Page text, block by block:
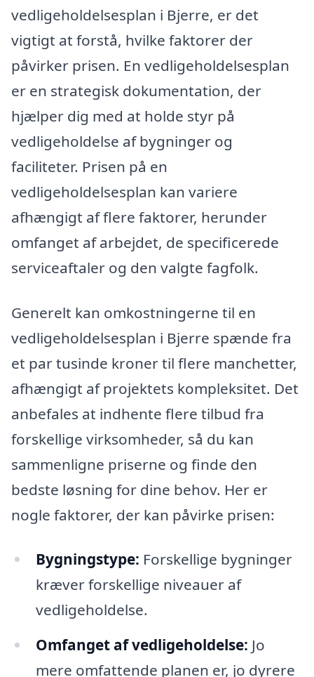
vedligeholdelsesplan i Bjerre, er det
vigtigt at forstå, hvilke faktorer der
påvirker prisen. En vedligeholdelsesplan
er en strategisk dokumentation, der
hjælper dig med at holde styr på
vedligeholdelse af bygninger og
faciliteter. Prisen på en
vedligeholdelsesplan kan variere
afhængigt af flere faktorer, herunder
omfanget af arbejdet, de specificerede
serviceaftaler og den valgte fagfolk.
Generelt kan omkostningerne til en
vedligeholdelsesplan i Bjerre spænde fra
et par tusinde kroner til flere manchetter,
afhængigt af projektets kompleksitet. Det
anbefales at indhente flere tilbud fra
forskellige virksomheder, så du kan
sammenligne priserne og finde den
bedste løsning for dine behov. Her er
nogle faktorer, der kan påvirke prisen:
Bygningstype: Forskellige bygninger
kræver forskellige niveauer af
vedligeholdelse.
Omfanget af vedligeholdelse: Jo
mere omfattende planen er, jo dyrere